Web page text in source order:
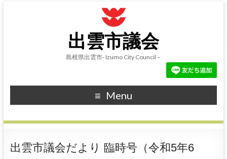
出雲市議会
島根県出雲市- Izumo City Council –
Menu
出雲市議会だより 臨時号（令和5年6